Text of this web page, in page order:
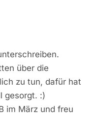
über die
zu tun, dafür hat
gesorgt. :)
im März und freu